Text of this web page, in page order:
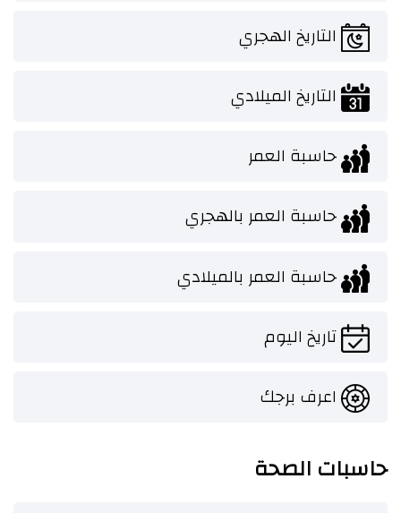
التاريخ الهجري
التاريخ الميلادي
حاسبة العمر
حاسبة العمر بالهجري
حاسبة العمر بالميلادي
تاريخ اليوم
اعرف برجك
حاسبات الصحة